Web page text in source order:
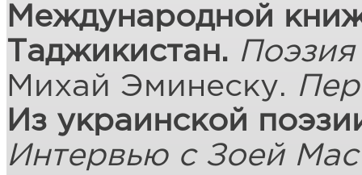
Международной
Таджикистан.
Михай Эминеску.
Из украинской
Интервью с Зоей